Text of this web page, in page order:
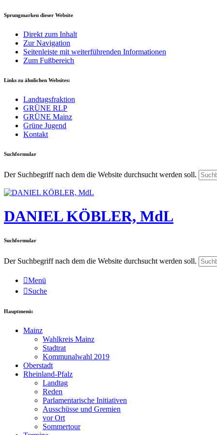
Sprungmarken dieser Website
Direkt zum Inhalt
Zur Navigation
Seitenleiste mit weiterführenden Informationen
Zum Fußbereich
Links zu ähnlichen Websites:
Landtagsfraktion
GRÜNE RLP
GRÜNE Mainz
Grüne Jugend
Kontakt
Suchformular
Der Suchbegriff nach dem die Website durchsucht werden soll.
DANIEL KÖBLER, MdL
Suchformular
Der Suchbegriff nach dem die Website durchsucht werden soll.
Menü
Suche
Hauptmenü:
Mainz
Wahlkreis Mainz
Stadtrat
Kommunalwahl 2019
Oberstadt
Rheinland-Pfalz
Landtag
Reden
Parlamentarische Initiativen
Ausschüsse und Gremien
vor Ort
Sommertour